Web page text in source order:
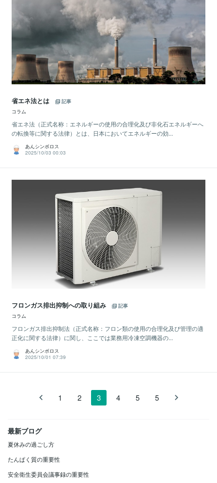
省エネ法とは
記事
コラム
省エネ法（正式名称：エネルギーの使用の合理化及び非化石エネルギーへ
の転換等に関する法律）とは、日本においてエネルギーの効...
あんシンボロス
2025/10/03 00:03
フロンガス排出抑制への取り組み
記事
コラム
フロンガス排出抑制法（正式名称：フロン類の使用の合理化及び管理の適
正化に関する法律）に関し、ここでは業務用冷凍空調機器の...
あんシンボロス
2025/10/01 07:39
1 2 3 4 5 5
最新ブログ
夏休みの過ごし方
たんぱく質の重要性
安全衛生委員会議事録の重要性